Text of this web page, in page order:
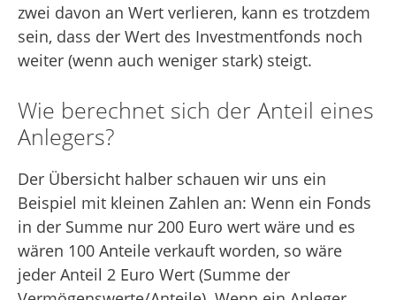
zwei davon an Wert verlieren, kann es trotzdem
sein, dass der Wert des Investmentfonds noch
weiter (wenn auch weniger stark) steigt.
Wie berechnet sich der Anteil eines
Anlegers?
Der Übersicht halber schauen wir uns ein
Beispiel mit kleinen Zahlen an: Wenn ein Fonds
in der Summe nur 200 Euro wert wäre und es
wären 100 Anteile verkauft worden, so wäre
jeder Anteil 2 Euro Wert (Summe der